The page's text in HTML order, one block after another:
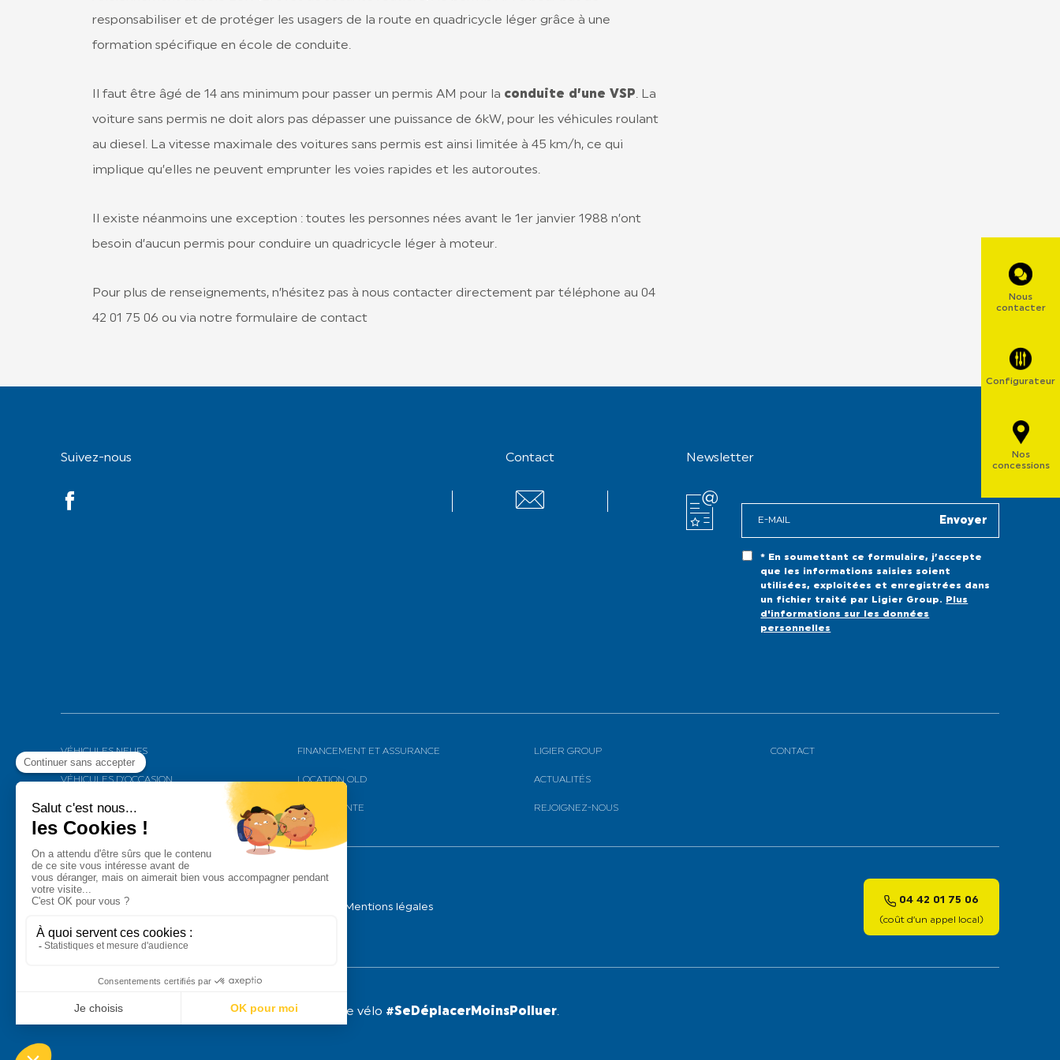
responsabiliser et de protéger les usagers de la route en quadricycle léger grâce à une
formation spécifique en école de conduite.
Il faut être âgé de 14 ans minimum pour passer un permis AM pour la conduite d’une VSP. La
voiture sans permis ne doit alors pas dépasser une puissance de 6kW, pour les véhicules roulant
au diesel. La vitesse maximale des voitures sans permis est ainsi limitée à 45 km/h, ce qui
implique qu’elles ne peuvent emprunter les voies rapides et les autoroutes.
Il existe néanmoins une exception : toutes les personnes nées avant le 1er janvier 1988 n’ont
besoin d’aucun permis pour conduire un quadricycle léger à moteur.
Pour plus de renseignements, n’hésitez pas à nous contacter directement par téléphone au 04
42 01 75 06 ou via notre formulaire de contact
Nous
contacter
Configurateur
Nos
concessions
Suivez-nous Contact Newsletter
* En soumettant ce formulaire, j’accepte
que les informations saisies soient
utilisées, exploitées et enregistrées dans
un fichier traité par Ligier Group.
Plus
d'informations sur les données
personnelles
VÉHICULES NEUFS
VÉHICULES D’OCCASION
RÉSEAU
FINANCEMENT ET ASSURANCE
LOCATION OLD
APRÈS-VENTE
LIGIER GROUP
ACTUALITÉS
REJOIGNEZ-NOUS
CONTACT
Plan du site Mentions légales
04 42 01 75 06
(coût d’un appel local)
Pour les trajets courts, privilégiez la marche ou le vélo #SeDéplacerMoinsPolluer.